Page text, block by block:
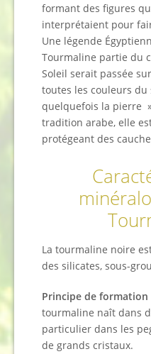
formant des figures
interprétaient pour
Une légende
Tourmaline partie du
Soleil serait passée
toutes les couleurs du
quelquefois la pierre
tradition arabe, elle
protégeant des
La tourmaline noire
des silicates, sous-
Principe de formation
tourmaline naît dans
particulier dans les
de grands cristaux.